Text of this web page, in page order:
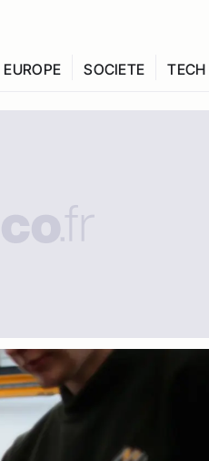
EUROPE SOCIETE